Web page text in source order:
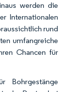
werden die
Internationalen
rund
umfangreiche
Chancen für
Bohrgestänge